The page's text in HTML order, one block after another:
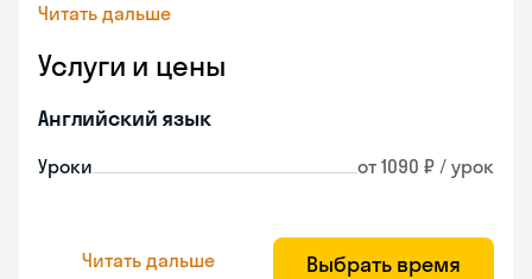
Читать дальше
Услуги и цены
Английский язык
Уроки от 1090 ₽ / урок
Читать дальше Выбрать время